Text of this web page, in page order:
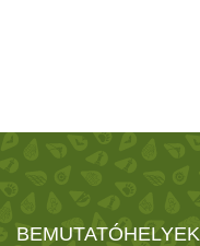
BEMUTATÓHELYEK